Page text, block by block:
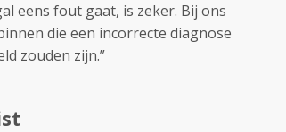
eens fout gaat, is zeker. Bij ons
die een incorrecte diagnose
zouden zijn.”